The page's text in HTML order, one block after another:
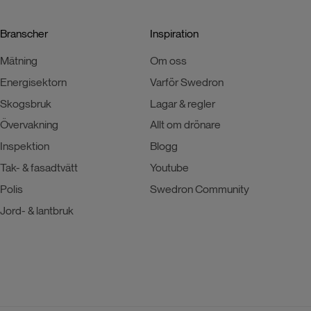
Branscher
Mätning
Energisektorn
Skogsbruk
Övervakning
Inspektion
Tak- & fasadtvätt
Polis
Jord- & lantbruk
Inspiration
Om oss
Varför Swedron
Lagar & regler
Allt om drönare
Blogg
Youtube
Swedron Community